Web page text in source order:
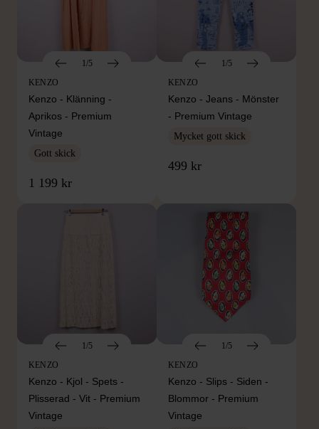
1/5
KENZO
Kenzo - Klänning -
Aprikos - Premium
Vintage
Gott skick
1 199 kr
1/5
KENZO
Kenzo - Jeans - Mönster
- Premium Vintage
Mycket gott skick
499 kr
1/5
KENZO
Kenzo - Kjol - Spets -
Plisserad - Vit - Premium
Vintage
1/5
KENZO
Kenzo - Slips - Siden -
Blommor - Premium
Vintage